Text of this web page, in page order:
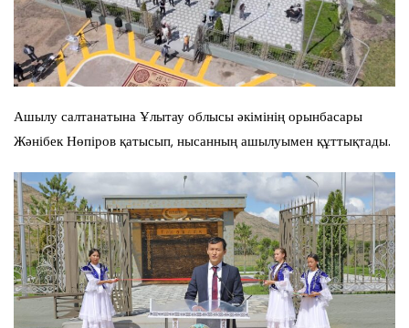
Ашылу салтанатына Ұлытау облысы әкімінің орынбасары
Жәнібек Нөпіров қатысып, нысанның ашылуымен құттықтады.